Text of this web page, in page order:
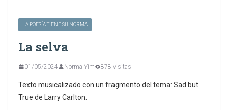
LA POESÍA TIENE SU NORMA
La selva
01/05/2024 Norma Yim 878 visitas
Texto musicalizado con un fragmento del tema: Sad but
True de Larry Carlton.